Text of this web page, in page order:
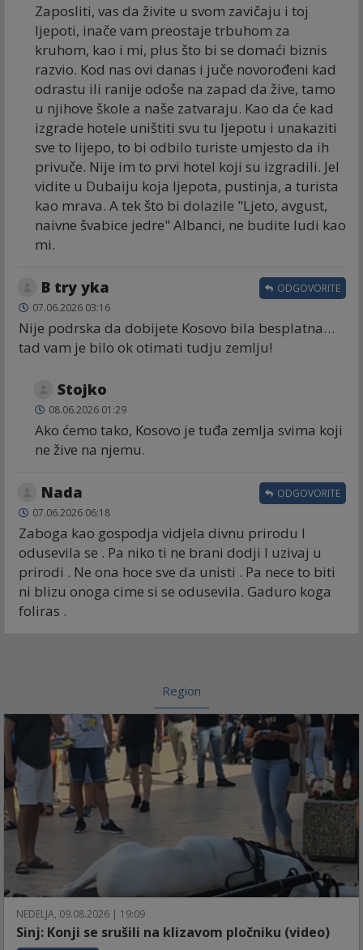
Zaposliti, vas da živite u svom zavičaju i toj
ljepoti, inače vam preostaje trbuhom za
kruhom, kao i mi, plus što bi se domaći biznis
razvio. Kod nas ovi danas i juče novorođeni kad
odrastu ili ranije odoše na zapad da žive, tamo
u njihove škole a naše zatvaraju. Kao da će kad
izgrade hotele uništiti svu tu ljepotu i unakaziti
sve to lijepo, to bi odbilo turiste umjesto da ih
privuče. Nije im to prvi hotel koji su izgradili. Jel
vidite u Dubaiju koja ljepota, pustinja, a turista
kao mrava. A tek što bi dolazile "Ljeto, avgust,
naivne švabice jedre" Albanci, ne budite ludi kao
mi.
B try yka
07.06.2026 03:16
Nije podrska da dobijete Kosovo bila besplatna…
tad vam je bilo ok otimati tudju zemlju!
ODGOVORITE
Stojko
08.06.2026 01:29
Ako ćemo tako, Kosovo je tuđa zemlja svima koji
ne žive na njemu.
Nada
07.06.2026 06:18
Zaboga kao gospodja vidjela divnu prirodu I
odusevila se . Pa niko ti ne brani dodji I uzivaj u
prirodi . Ne ona hoce sve da unisti . Pa nece to biti
ni blizu onoga cime si se odusevila. Gaduro koga
foliras .
ODGOVORITE
Region
NEDELJA, 09.08.2026 | 19:09
Sinj: Konji se srušili na klizavom pločniku (video)